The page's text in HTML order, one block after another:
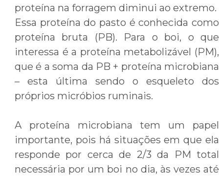
proteína na forragem diminui ao extremo.
Essa proteína do pasto é conhecida como
proteína bruta (PB). Para o boi, o que
interessa é a proteína metabolizável (PM),
que é a soma da PB + proteína microbiana
– esta última sendo o esqueleto dos
próprios micróbios ruminais.
A proteína microbiana tem um papel
importante, pois há situações em que ela
responde por cerca de 2/3 da PM total
necessária por um boi no dia, às vezes até